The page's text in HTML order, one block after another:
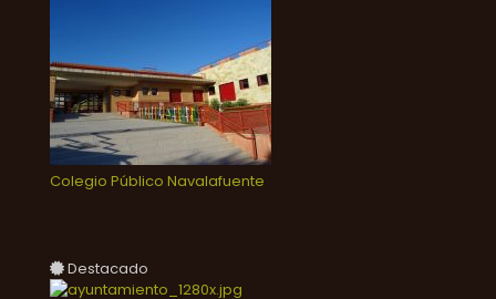
Colegio Público Navalafuente
Destacado